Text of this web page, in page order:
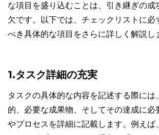
な項目を盛り込むことは、引き継ぎの成
欠です。以下では、チェックリストに必
べき具体的な項目をさらに詳しく解説し
1.タスク詳細の充実
タスクの具体的な内容を記述する際には
的、必要な成果物、そしてその達成に必
やプロセスを詳細に記載します。例えば